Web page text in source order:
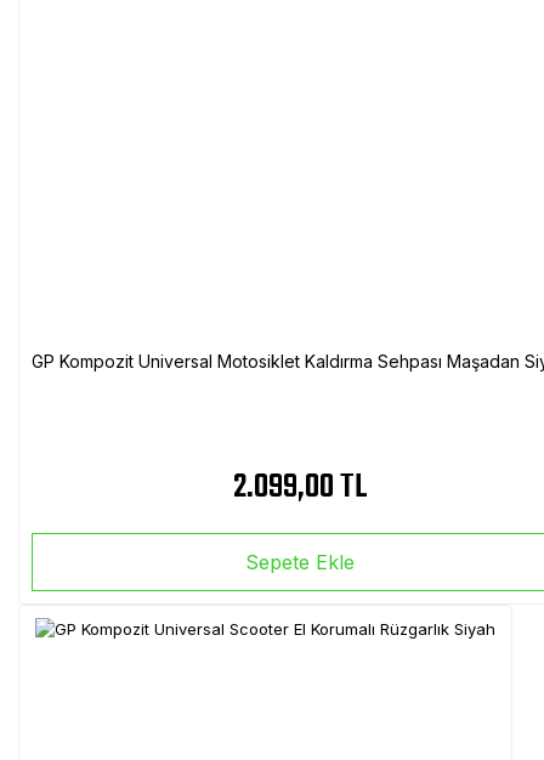
GP Kompozit Universal Motosiklet Kaldırma Sehpası Maşadan
2.099,00 TL
Sepete Ekle